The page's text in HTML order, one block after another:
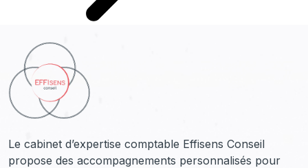
Le cabinet d’expertise comptable Effisens Conseil
propose des accompagnements personnalisés pour